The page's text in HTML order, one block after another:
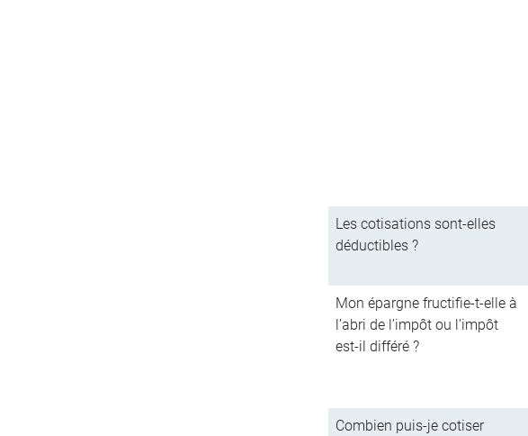
Les cotisations sont-elles
déductibles ?
Mon épargne fructifie-t-elle à
l’abri de l’impôt ou l’impôt
est-il différé ?
Combien puis-je cotiser